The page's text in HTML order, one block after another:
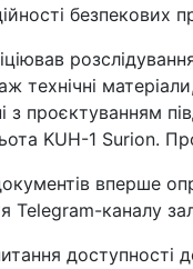
безпекових
технічні
з проєктуванням
KUH-1 Surion.
вперше
Telegram-каналу
доступності